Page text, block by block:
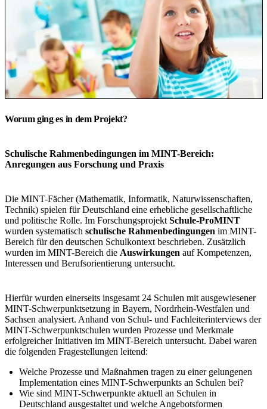
Worum ging es in dem Projekt?
Schulische Rahmenbedingungen im MINT-Bereich:
Anregungen aus Forschung und Praxis
Die MINT-Fächer (Mathematik, Informatik, Naturwissenschaften,
Technik) spielen für Deutschland eine erhebliche gesellschaftliche
und politische Rolle. Im Forschungsprojekt Schule-ProMINT
wurden systematisch schulische Rahmenbedingungen im MINT-
Bereich für den deutschen Schulkontext beschrieben. Zusätzlich
wurden im MINT-Bereich die Auswirkungen auf Kompetenzen,
Interessen und Berufsorientierung untersucht.
Hierfür wurden einerseits insgesamt 24 Schulen mit ausgewiesener
MINT-Schwerpunktsetzung in Bayern, Nordrhein-Westfalen und
Sachsen analysiert. Anhand von Schul- und Fachleiterinterviews der
MINT-Schwerpunktschulen wurden Prozesse und Merkmale
erfolgreicher Initiativen im MINT-Bereich untersucht. Dabei waren
die folgenden Fragestellungen leitend:
Welche Prozesse und Maßnahmen tragen zu einer gelungenen
Implementation eines MINT-Schwerpunkts an Schulen bei?
Wie sind MINT-Schwerpunkte aktuell an Schulen in
Deutschland ausgestaltet und welche Angebotsformen